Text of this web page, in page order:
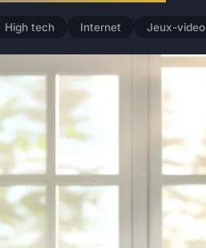
High tech Internet Jeux-video